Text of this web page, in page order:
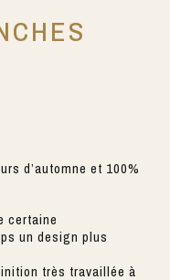
d’automne et 100%
certaine
un design plus
très travaillée à